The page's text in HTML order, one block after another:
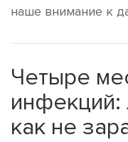
наше внимание к
Четыре
инфекций:
как не